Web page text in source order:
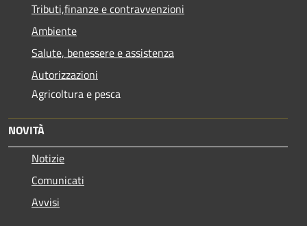
Tributi,finanze e contravvenzioni
Ambiente
Salute, benessere e assistenza
Autorizzazioni
Agricoltura e pesca
NOVITÀ
Notizie
Comunicati
Avvisi